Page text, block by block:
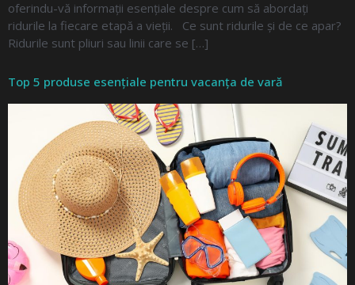
oferindu-vă informații esențiale despre cum să abordați
ridurile la fiecare etapă a vieții. Ce sunt ridurile și de ce apar?
Ridurile sunt pliuri sau linii care se […]
Top 5 produse esențiale pentru vacanța de vară